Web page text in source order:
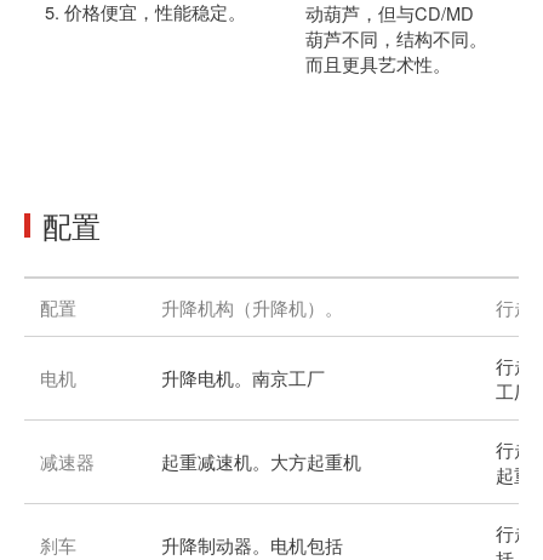
价格便宜，性能稳定。
动葫芦，但与CD/MD
葫芦不同，结构不同。
而且更具艺术性。
配置
配置 升降机构（升降机）。 行走
电机 升降电机。南京工厂
行走
工厂
减速器 起重减速机。大方起重机
行走
起重
刹车 升降制动器。电机包括
行走